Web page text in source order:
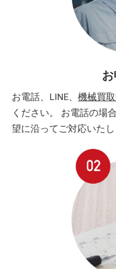
お電話、LINE、 機械買
ください。 お電話の場
望に沿ってご対応いたし